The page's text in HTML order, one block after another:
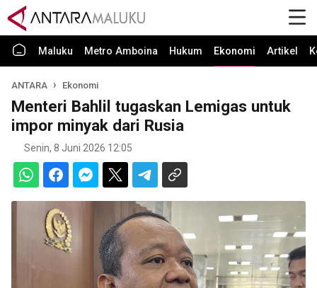
Maluku Metro Amboina Hukum Ekonomi Artikel
ANTARA Ekonomi
Menteri Bahlil tugaskan Lemigas untuk
impor minyak dari Rusia
Senin, 8 Juni 2026 12:05